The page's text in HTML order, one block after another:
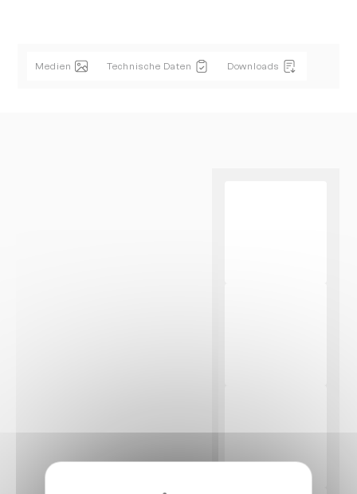
Medien Technische Daten Downloads